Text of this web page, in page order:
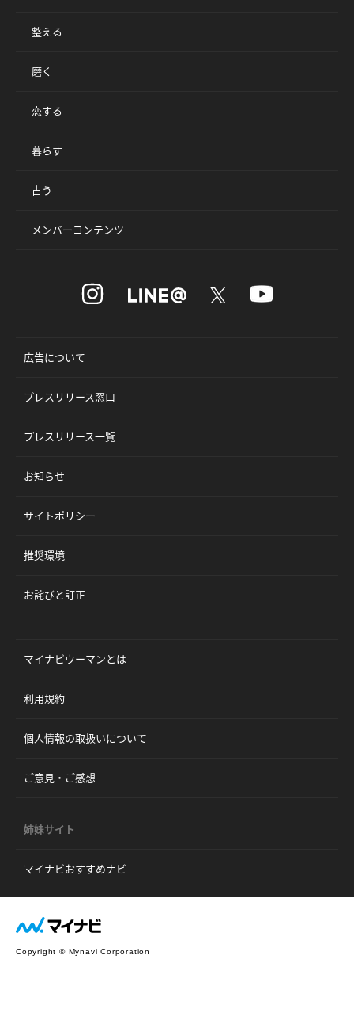
整える
磨く
恋する
暮らす
占う
メンバーコンテンツ
広告について
プレスリリース窓口
プレスリリース一覧
お知らせ
サイトポリシー
推奨環境
お詫びと訂正
マイナビウーマンとは
利用規約
個人情報の取扱いについて
ご意見・ご感想
姉妹サイト
マイナビおすすめナビ
Copyright © Mynavi Corporation